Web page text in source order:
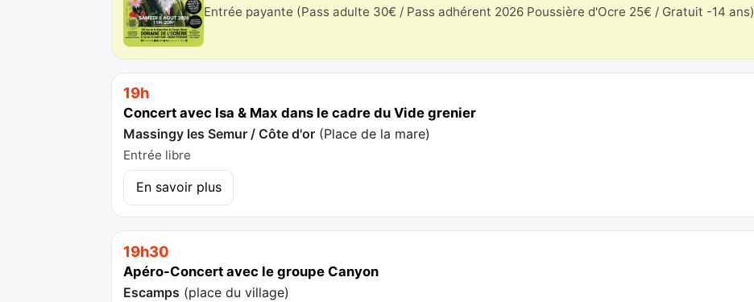
Entrée payante (Pass adulte 30€ / Pass adhérent 2026 Poussière d'Ocre 25€ / Gratuit -14 ans)
19h
Concert avec Isa & Max dans le cadre du Vide grenier
Massingy les Semur / Côte d'or (Place de la mare)
Entrée libre
En savoir plus
19h30
Apéro-Concert avec le groupe Canyon
Escamps (place du village)